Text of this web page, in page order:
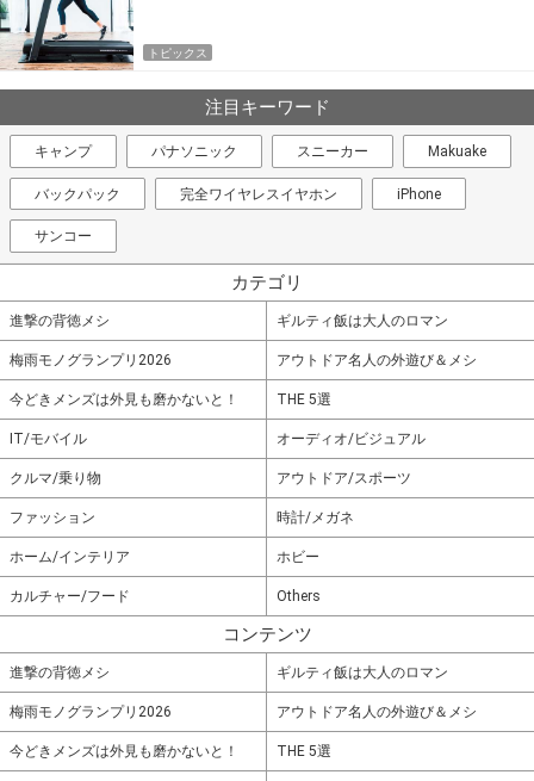
トピックス
注目キーワード
キャンプ パナソニック スニーカー Makuake
バックパック 完全ワイヤレスイヤホン iPhone
サンコー
カテゴリ
進撃の背徳メシ ギルティ飯は大人のロマン
梅雨モノグランプリ2026 アウトドア名人の外遊び＆メシ
今どきメンズは外見も磨かないと！ THE 5選
IT/モバイル オーディオ/ビジュアル
クルマ/乗り物 アウトドア/スポーツ
ファッション 時計/メガネ
ホーム/インテリア ホビー
カルチャー/フード Others
コンテンツ
進撃の背徳メシ ギルティ飯は大人のロマン
梅雨モノグランプリ2026 アウトドア名人の外遊び＆メシ
今どきメンズは外見も磨かないと！ THE 5選